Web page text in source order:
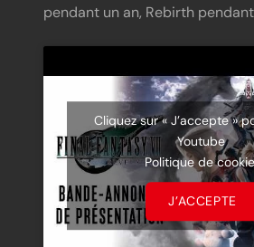
pendant un an, Rebirth
Cliquez sur « J’accepte »
Youtube
Politique de
J’ACCEPTE